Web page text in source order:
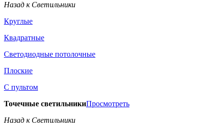
Назад к Светильники
Круглые
Квадратные
Светодиодные потолочные
Плоские
С пультом
Точечные светильникиПросмотреть
Назад к Светильники